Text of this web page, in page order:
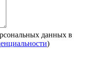
данных в
)